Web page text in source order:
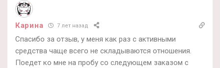
Карина 7 лет назад
Спасибо за отзыв, у меня как раз с активными
средства чаще всего не складываются отношения.
Поедет ко мне на пробу со следующем заказом с